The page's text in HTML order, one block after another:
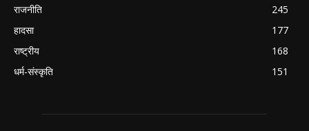
राजनीति
245
हादसा
177
राष्ट्रीय
168
धर्म-संस्कृति
151